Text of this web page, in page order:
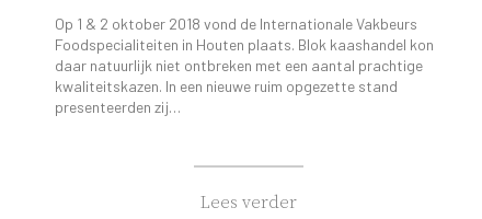
Op 1 & 2 oktober 2018 vond de Internationale Vakbeurs
Foodspecialiteiten in Houten plaats. Blok kaashandel kon
daar natuurlijk niet ontbreken met een aantal prachtige
kwaliteitskazen. In een nieuwe ruim opgezette stand
presenteerden zij…
Lees verder